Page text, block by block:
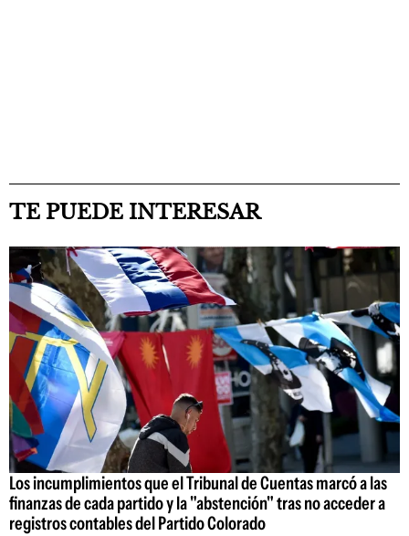
TE PUEDE INTERESAR
Los incumplimientos que el Tribunal de Cuentas marcó a las
finanzas de cada partido y la "abstención" tras no acceder a
registros contables del Partido Colorado